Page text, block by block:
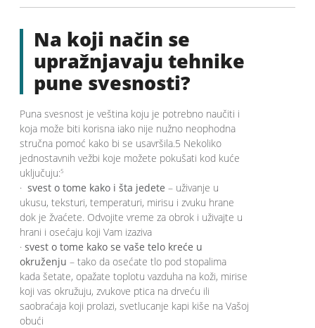
Na koji način se
upražnjavaju tehnike
pune svesnosti?
Puna svesnost je veština koju je potrebno naučiti i
koja može biti korisna iako nije nužno neophodna
stručna pomoć kako bi se usavršila.5 Nekoliko
jednostavnih vežbi koje možete pokušati kod kuće
uključuju:5
· svest o tome kako i šta jedete – uživanje u
ukusu, teksturi, temperaturi, mirisu i zvuku hrane
dok je žvaćete. Odvojite vreme za obrok i uživajte u
hrani i osećaju koji Vam izaziva
· svest o tome kako se vaše telo kreće u
okruženju – tako da osećate tlo pod stopalima
kada šetate, opažate toplotu vazduha na koži, mirise
koji vas okružuju, zvukove ptica na drveću ili
saobraćaja koji prolazi, svetlucanje kapi kiše na Vašoj
obući